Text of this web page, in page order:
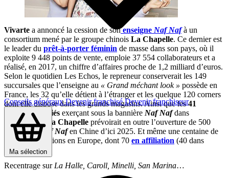
Conseils générauxDevenir franchiséDevenir franchiseur
Ma sélection
Vivarte a annoncé la cession de sonenseigne Naf Nafà un
consortium mené par le groupe chinois La Chapelle. Ce dernier est
le leader du prêt-à-porter féminin de masse dans son pays, où il
exploite 9 448 points de vente, emploie 37 554 collaborateurs et a
réalisé, en 2017, un chiffre d’affaires proche de 1,2 milliard d’euros.
Selon le quotidien Les Echos, le repreneur conserverait les 149
succursales que l’enseigne au « Grand méchant look » possède en
France, les 32 qu’elle détient à l’étranger et les quelque 120 corners
dont elle dispose dans les grands magasins. Ainsi que les41
magasins affiliés exerçant sous la bannière Naf Nafdans
l’Hexagone.La Chapelle prévoirait en outre l’ouverture de 500
boutiquesNaf Nafen Chine d’ici 2025. Et même une centaine de
nouvelles créations en Europe, dont 70 en affiliation (40 dans
l’Hexagone).
Recentrage sur La Halle, Caroll, Minelli, San Marina…